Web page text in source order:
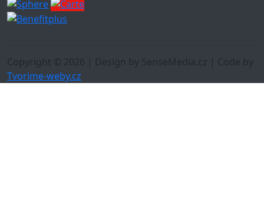
Copyright © 2026 | Design by SenseMedia.cz | Code by
Tvorime-weby.cz